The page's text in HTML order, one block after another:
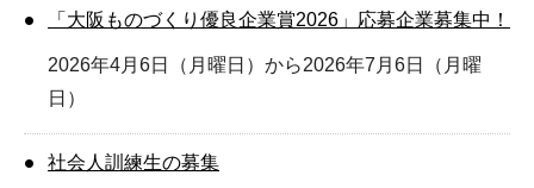
「大阪ものづくり優良企業賞2026」応募企業募集中！
2026年4月6日（月曜日）から2026年7月6日（月曜
日）
社会人訓練生の募集